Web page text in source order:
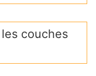
couches